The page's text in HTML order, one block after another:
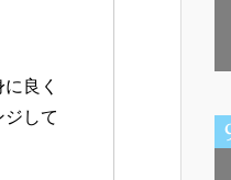
良く
して